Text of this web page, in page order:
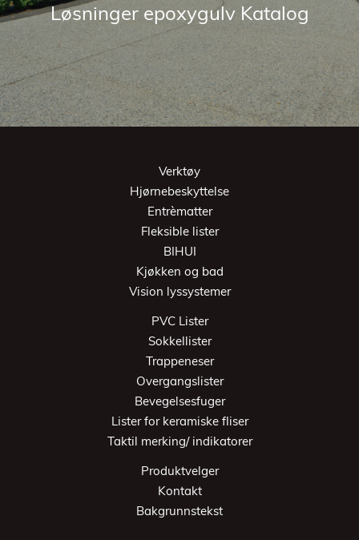
Løsninger epoxygulv Katalog
Verktøy
Hjørnebeskyttelse
Entrèmatter
Fleksible lister
BIHUI
Kjøkken og bad
Vision lyssystemer
PVC Lister
Sokkellister
Trappeneser
Overgangslister
Bevegelsesfuger
Lister for keramiske fliser
Taktil merking/ indikatorer
Produktvelger
Kontakt
Bakgrunnstekst